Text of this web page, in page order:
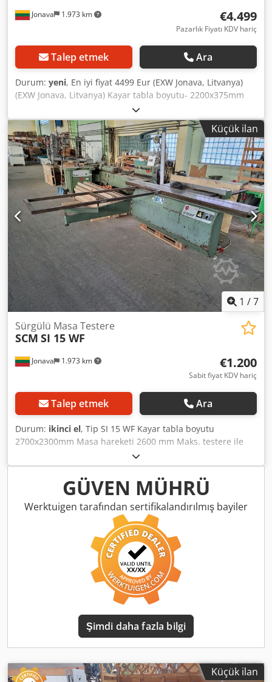
Jonava 1.973 km €4.499
Pazarlık Fiyatı KDV hariç
Talep etmek Ara
Durum: yeni, En iyi fiyat 4499 Eur (EXW Jonava, Litvanya)
(EXW Jonava, Litvanya) Kayar tabla boyutu- 2200x375mm
Brüt kesim kapasitesi - 1500 mm Testere bıçağı ve yırtma
çiti arasındaki kesim genişliği - 1140mm Testere bıçağı çapı
- 400mm Kesim yüksekliği (90°) - 115mm Kesim yüksekliği
(45°)- 105mm Ana testere milinin hızı - 4500/6000rpm Ana
mil çapı - 30mm Eğilebilir testere bıçağı - 0-45º Testereler
kaldırma, yukarı ve aşağı, elektrik kumandalı. Ana motor -
5,5 kW Testere bıçağı çapı - 120mm Testere bıçağının hızı -
7000-8000rpm Çentik testere çapı - 20mm Crsdpfx
Aqjdnxydsljf Skorlama motoru - 1,1 kW Ağırlık: 700 kg *
400mm bıçak kullanıldığında, daha küçük olan
çıkarılmalıdır. Küçültülmüş testere bıçağı 350 mm'den
fazla olmayan ana kalkan ile kullanılmalıdır.
Küçük ilan
1 /7
Jonava 1.973 km
Sürgülü Masa Testere
SCM SI 15 WF
€1.200
Sabit fiyat KDV hariç
Talep etmek Ara
Durum: ikinci el, Tip SI 15 WF Kayar tabla boyutu
2700x2300mm Masa hareketi 2600 mm Maks. testere ile
cetvel uzunluğu 900 mm Testere bıçağı çapı 400 mm Bıçak
eğimi 0-45 derece Masa boyutu: 1150x630 mm Ana mil
çapı 30 mm Ana motor 11 kW 380 V Maksimum açıklık 140
mm Taşıma boyutları 2700 2700x1800x1200 mm Ağırlık 820
kg Crodpfx Aeitvd Isqljf Fiyat 1200 Eur (EXW Jonava,
GÜVEN MÜHRÜ
Werktuigen tarafından sertifikalandırılmış bayiler
Şimdi daha fazla bilgi
Küçük ilan